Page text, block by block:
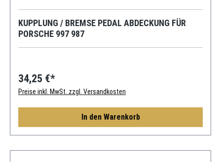
KUPPLUNG / BREMSE PEDAL ABDECKUNG FÜR
PORSCHE 997 987
34,25 €*
Preise inkl. MwSt. zzgl. Versandkosten
In den Warenkorb